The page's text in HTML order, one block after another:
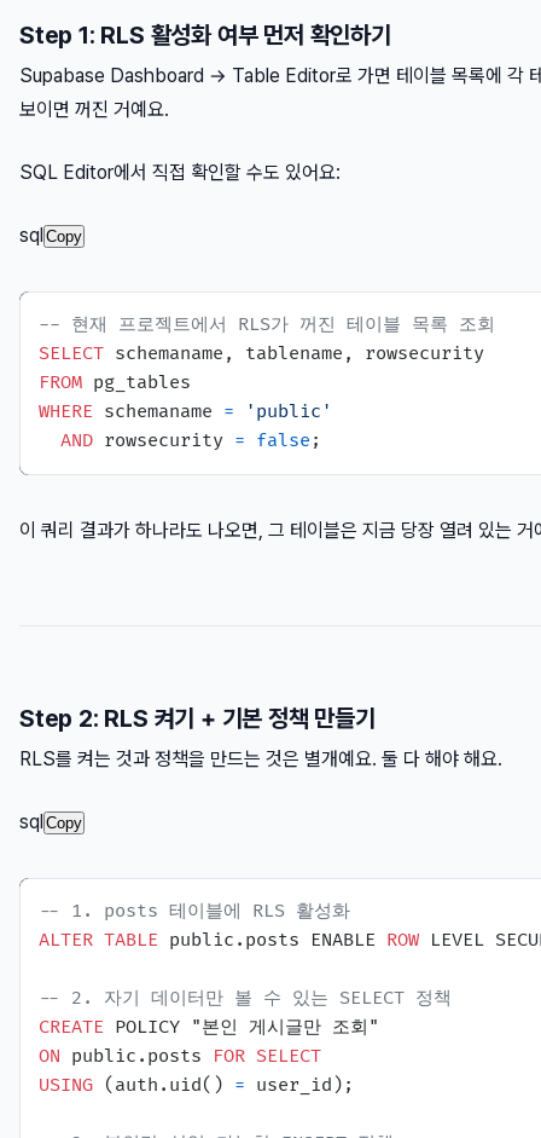
Step 1: RLS 활성화 여부 먼저 확인하기
Supabase Dashboard → Table Editor로 가면 테이블 목록에 각
보이면 꺼진 거예요.
SQL Editor에서 직접 확인할 수도 있어요:
sql Copy
-- 현재 프로젝트에서 RLS가 꺼진 테이블 목록 조회
SELECT
FROM
WHERE schemaname =
'public'
AND rowsecurity = false
이 쿼리 결과가 하나라도 나오면, 그 테이블은 지금 당장 열려 있는 거
Step 2: RLS 켜기 + 기본 정책 만들기
RLS를 켜는 것과 정책을 만드는 것은 별개예요. 둘 다 해야 해요.
sql Copy
-- 1. posts 테이블에 RLS 활성화
ALTER TABLE public.posts ENABLE ROW LEVEL
-- 2. 자기 데이터만 볼 수 있는 SELECT 정책
CREATE
ON public.posts FOR SELECT
USING (auth.uid() = user_id);